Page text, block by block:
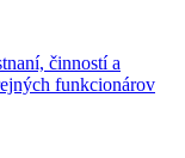
činností a
funkcionárov